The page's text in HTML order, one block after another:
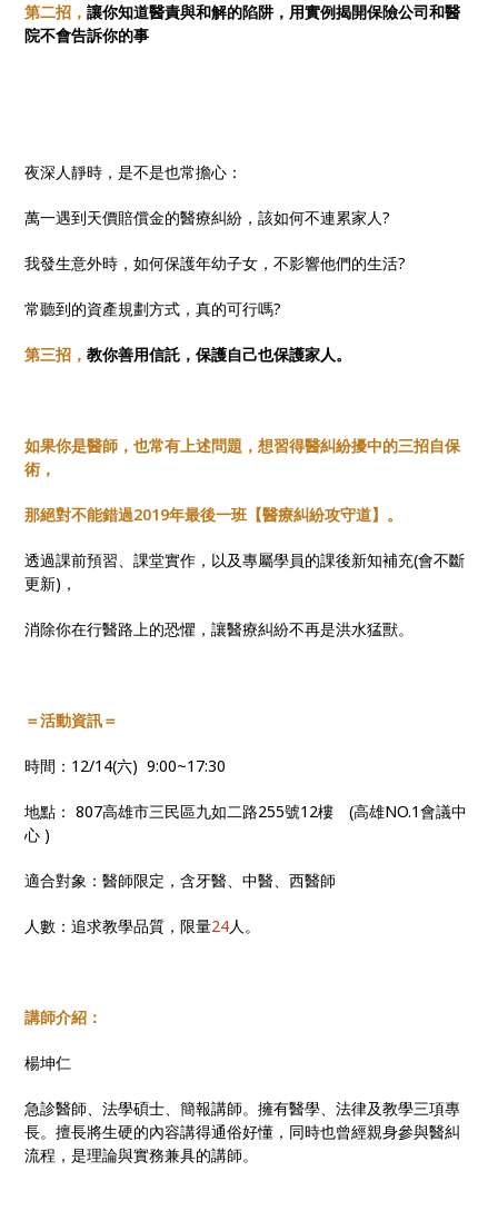
第二招，讓你知道醫責與和解的陷阱，用實例揭開保險公司和醫
院不會告訴你的事
夜深人靜時，是不是也常擔心：
萬一遇到天價賠償金的醫療糾紛，該如何不連累家人?
我發生意外時，如何保護年幼子女，不影響他們的生活?
常聽到的資產規劃方式，真的可行嗎?
第三招，教你善用信託，保護自己也保護家人。
如果你是醫師，也常有上述問題，想習得醫糾紛擾中的三招自保
術，
那絕對不能錯過2019年最後一班【醫療糾紛攻守道】。
透過課前預習、課堂實作，以及專屬學員的課後新知補充(會不斷
更新)，
消除你在行醫路上的恐懼，讓醫療糾紛不再是洪水猛獸。
＝活動資訊＝
時間：12/14(六) 9:00~17:30
地點： 807高雄市三民區九如二路255號12樓 (高雄NO.1會議中
心 )
適合對象：醫師限定，含牙醫、中醫、西醫師
人數：追求教學品質，限量24人。
講師介紹：
楊坤仁
急診醫師、法學碩士、簡報講師。擁有醫學、法律及教學三項專
長。擅長將生硬的內容講得通俗好懂，同時也曾經親身參與醫糾
流程，是理論與實務兼具的講師。